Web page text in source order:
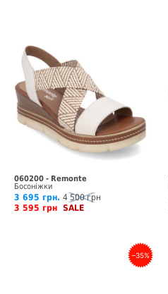
060200 - Remonte
Босоніжки
3 695 грн. 4 500 грн
3 595 грн SALE
–35%